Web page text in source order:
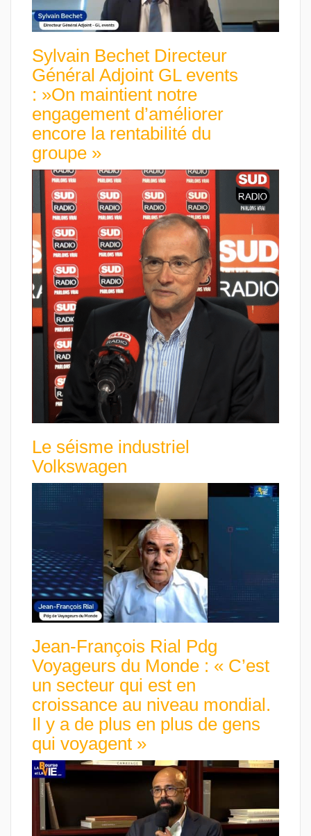
Sylvain Bechet Directeur
Général Adjoint GL events
: »On maintient notre
engagement d’améliorer
encore la rentabilité du
groupe »
Le séisme industriel
Volkswagen
Jean-François Rial Pdg
Voyageurs du Monde : « C’est
un secteur qui est en
croissance au niveau mondial.
Il y a de plus en plus de gens
qui voyagent »